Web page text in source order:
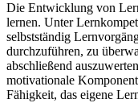
Die Entwicklung von
lernen. Unter
selbstständig
durchzuführen, zu
abschließend
motivationale
Fähigkeit, das eigene